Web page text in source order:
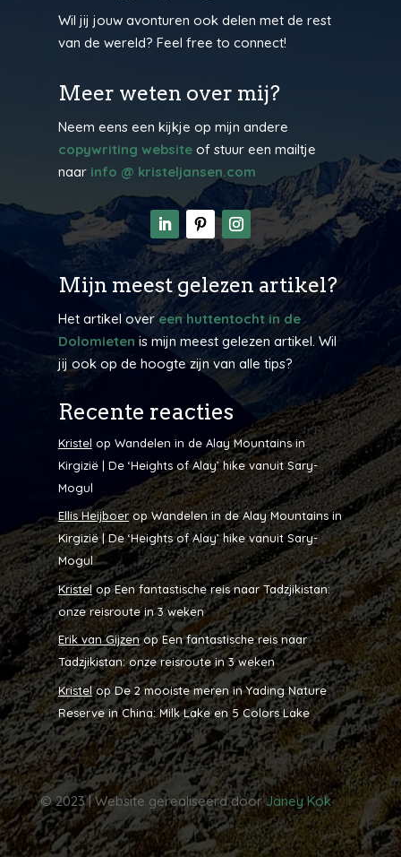
Wil jij jouw avonturen ook delen met de rest
van de wereld? Feel free to connect!
Meer weten over mij?
Neem eens een kijkje op mijn andere
copywriting websiteof stuur een mailtje
naar info @ kristeljansen.com
Mijn meest gelezen artikel?
Het artikel overeen huttentocht in de
Dolomieten is mijn meest gelezen artikel. Wil
jij ook op de hoogte zijn van alle tips?
Recente reacties
Kristel op Wandelen in de Alay Mountains in
Kirgizië | De ‘Heights of Alay’ hike vanuit Sary-
Mogul
Ellis Heijboerop Wandelen in de Alay Mountains in
Kirgizië | De ‘Heights of Alay’ hike vanuit Sary-
Mogul
KristelopEen fantastische reis naar Tadzjikistan:
onze reisroute in 3 weken
Erik van GijzenopEen fantastische reis naar
Tadzjikistan: onze reisroute in 3 weken
KristelopDe 2 mooiste meren in Yading Nature
Reserve in China: Milk Lake en 5 Colors Lake
© 2023 | Website gerealiseerd doorJaney Kok